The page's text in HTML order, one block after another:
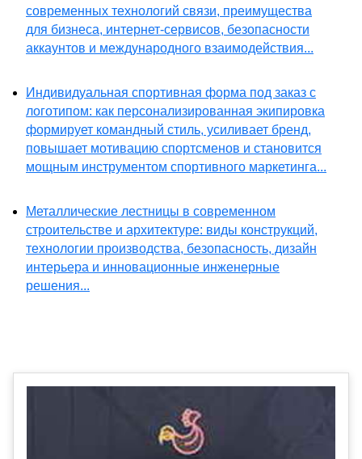
современных технологий связи, преимущества
для бизнеса, интернет-сервисов, безопасности
аккаунтов и международного взаимодействия...
Индивидуальная спортивная форма под заказ с
логотипом: как персонализированная экипировка
формирует командный стиль, усиливает бренд,
повышает мотивацию спортсменов и становится
мощным инструментом спортивного маркетинга...
Металлические лестницы в современном
строительстве и архитектуре: виды конструкций,
технологии производства, безопасность, дизайн
интерьера и инновационные инженерные
решения...